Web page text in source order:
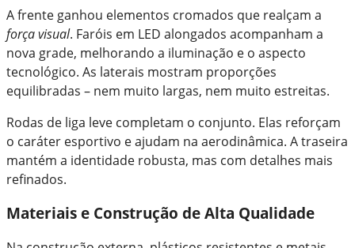
A frente ganhou elementos cromados que realçam a
força visual. Faróis em LED alongados acompanham a
nova grade, melhorando a iluminação e o aspecto
tecnológico. As laterais mostram proporções
equilibradas – nem muito largas, nem muito estreitas.
Rodas de liga leve completam o conjunto. Elas reforçam
o caráter esportivo e ajudam na aerodinâmica. A traseira
mantém a identidade robusta, mas com detalhes mais
refinados.
Materiais e Construção de Alta Qualidade